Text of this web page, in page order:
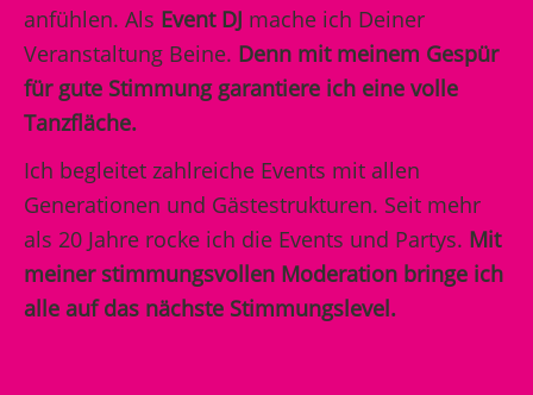
anfühlen. Als Event DJ mache ich Deiner
Veranstaltung Beine. Denn mit meinem Gespür
für gute Stimmung garantiere ich eine volle
Tanzfläche.
Ich begleitet zahlreiche Events mit allen
Generationen und Gästestrukturen. Seit mehr
als 20 Jahre rocke ich die Events und Partys. Mit
meiner stimmungsvollen Moderation bringe ich
alle auf das nächste Stimmungslevel.